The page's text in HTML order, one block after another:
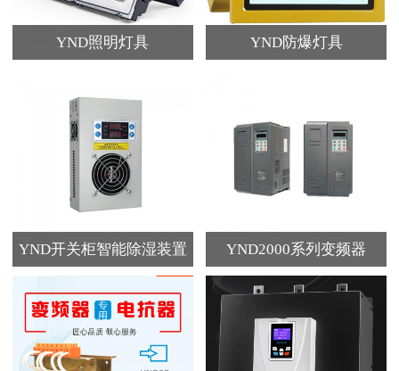
YND照明灯具 YND防爆灯具
YND开关柜智能除湿装置 YND2000系列变频器